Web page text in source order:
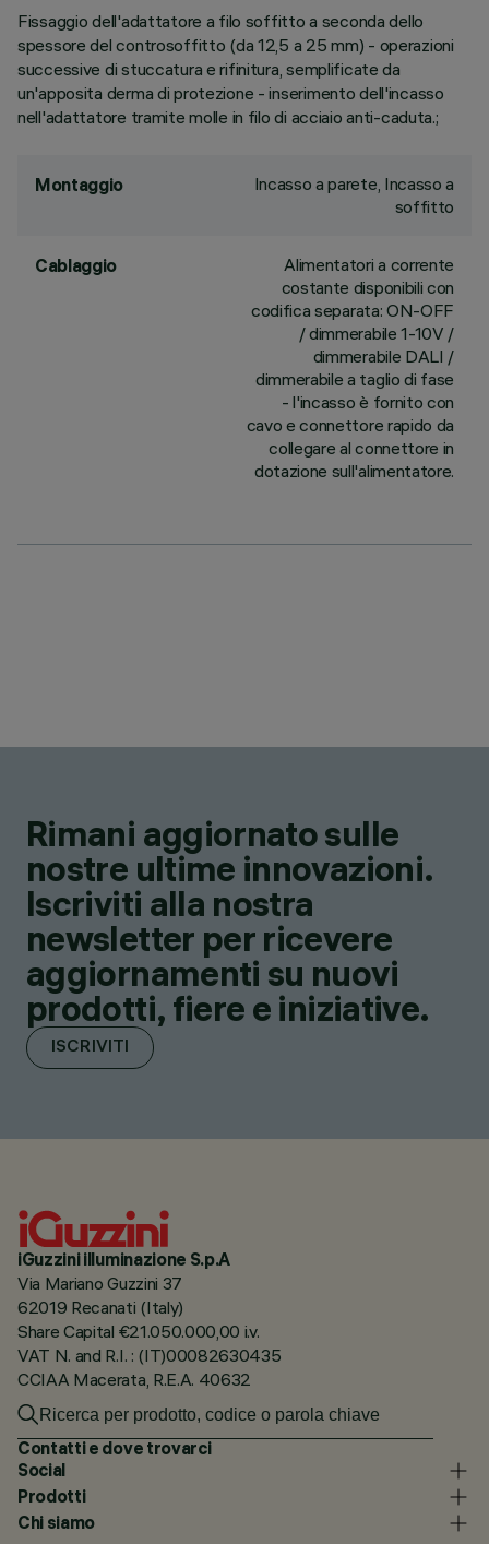
Fissaggio dell'adattatore a filo soffitto a seconda dello
spessore del controsoffitto (da 12,5 a 25 mm) - operazioni
successive di stuccatura e rifinitura, semplificate da
un'apposita derma di protezione - inserimento dell'incasso
nell'adattatore tramite molle in filo di acciaio anti-caduta.;
Montaggio
Incasso a parete, Incasso a
soffitto
Cablaggio
Alimentatori a corrente
costante disponibili con
codifica separata: ON-OFF
/ dimmerabile 1-10V /
dimmerabile DALI /
dimmerabile a taglio di fase
- l'incasso è fornito con
cavo e connettore rapido da
collegare al connettore in
dotazione sull'alimentatore.
Rimani aggiornato sulle
nostre ultime innovazioni.
Iscriviti alla nostra
newsletter per ricevere
aggiornamenti su nuovi
prodotti, fiere e iniziative.
ISCRIVITI
iGuzzini illuminazione S.p.A
Via Mariano Guzzini 37
62019 Recanati (Italy)
Share Capital €21.050.000,00 i.v.
VAT N. and R.I. : (IT)00082630435
CCIAA Macerata, R.E.A. 40632
Contatti e dove trovarci
Social
Prodotti
Chi siamo